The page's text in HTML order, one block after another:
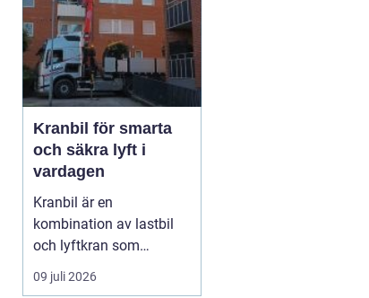
Kranbil för smarta
och säkra lyft i
vardagen
Kranbil är en
kombination av lastbil
och lyftkran som
används när tungt eller
skrymmande material
09 juli 2026